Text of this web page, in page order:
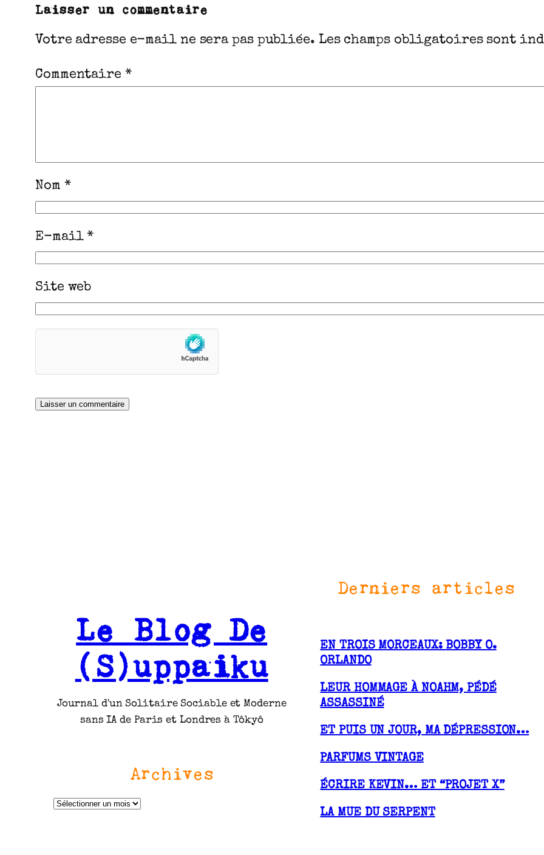
Laisser un commentaire
Votre adresse e-mail ne sera pas publiée. Les champs obligatoires sont
Commentaire *
Nom *
E-mail*
Site web
Le Blog De
(S)uppaiku
Journal d'un Solitaire Sociable et Moderne
sans IA de Paris et Londres à Tôkyô
Archives
A
Derniers articles
EN TROIS MORCEAUX: BOBBY O.
ORLANDO
LEUR HOMMAGE À NOAHM, PÉDÉ
ASSASSINÉ
ET PUIS UN JOUR, MA DÉPRESSION…
PARFUMS VINTAGE
ÉCRIRE KEVIN… ET “PROJET X”
LA MUE DU SERPENT